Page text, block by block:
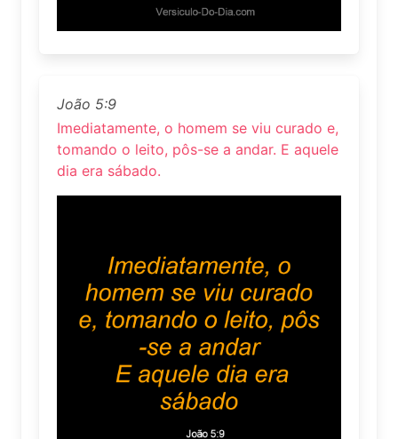
João 5:9
Imediatamente, o homem se viu curado e,
tomando o leito, pôs-se a andar. E aquele
dia era sábado.